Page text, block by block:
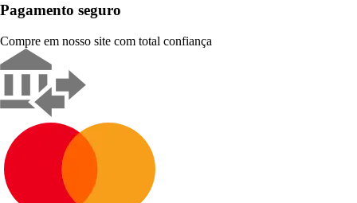
Pagamento seguro
Compre em nosso site com total confiança